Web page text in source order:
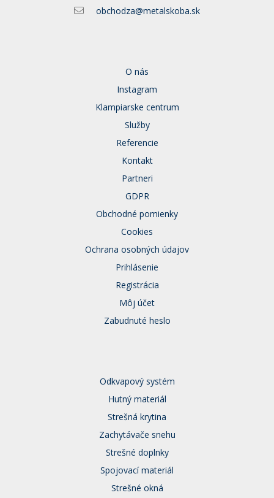
obchodza@metalskoba.sk
O nás
Instagram
Klampiarske centrum
Služby
Referencie
Kontakt
Partneri
GDPR
Obchodné pomienky
Cookies
Ochrana osobných údajov
Prihlásenie
Registrácia
Môj účet
Zabudnuté heslo
Odkvapový systém
Hutný materiál
Strešná krytina
Zachytávače snehu
Strešné doplnky
Spojovací materiál
Strešné okná